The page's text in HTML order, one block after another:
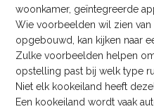
woonkamer, geïntegreerde
Wie voorbeelden wil zien van
opgebouwd, kan kijken naar
Zulke voorbeelden helpen
opstelling past bij welk type
Niet elk kookeiland heeft
Een kookeiland wordt vaak